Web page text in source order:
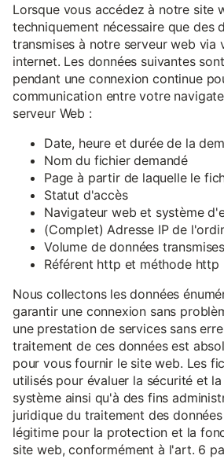
Lorsque vous accédez à notre site
techniquement nécessaire que des
transmises à notre serveur web via
internet. Les données suivantes
pendant une connexion continue
communication entre votre
serveur Web :
Date, heure et durée de la
Nom du fichier demandé
Page à partir de laquelle le
Statut d'accès
Navigateur web et système
(Complet) Adresse IP de
Volume de données transmises
Référent http et méthode http
Nous collectons les données
garantir une connexion sans
une prestation de services sans
traitement de ces données est
pour vous fournir le site web. Les
utilisés pour évaluer la sécurité et
système ainsi qu'à des fins
juridique du traitement des
légitime pour la protection et la
site web, conformément à l'art. 6